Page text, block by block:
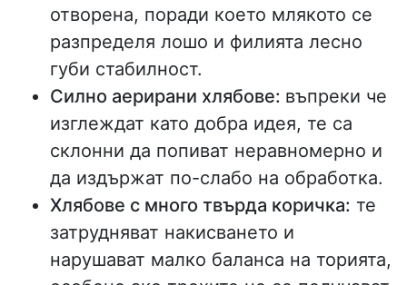
отворена, поради което млякото се
разпределя лошо и филията лесно
губи стабилност.
Силно аерирани хлябове: въпреки че
изглеждат като добра идея, те са
склонни да попиват неравномерно и
да издържат по-слабо на обработка.
Хлябове с много твърда коричка: те
затрудняват накисването и
нарушават малко баланса на торията,